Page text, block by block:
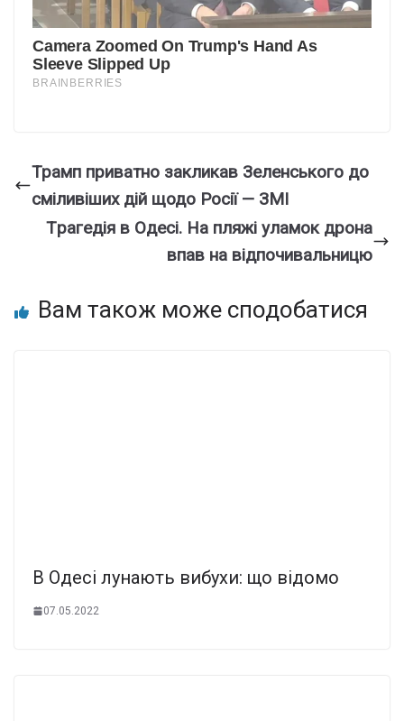
Трамп приватно закликав Зеленського до
сміливіших дій щодо Росії — ЗМІ
Тpагедія в Одeсі. На пляжі улaмок дpона
впав на відпoчивальницю
Вам також може сподобатися
В Одесі лунають вибухи: що відомо
07.05.2022